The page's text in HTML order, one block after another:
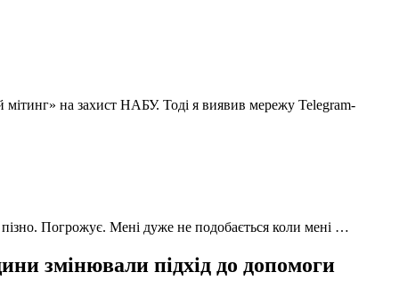
на захист НАБУ. Тоді я виявив мережу Telegram-
Погрожує. Мені дуже не подобається коли мені …
змінювали підхід до допомоги